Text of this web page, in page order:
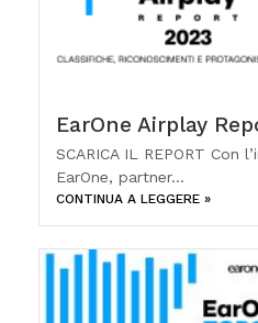
EarOne Airplay
SCARICA IL REPORT Con
EarOne, partner...
CONTINUA A LEGGERE »